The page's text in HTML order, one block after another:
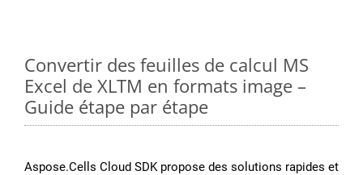
Convertir des feuilles de calcul MS
Excel de XLTM en formats image –
Guide étape par étape
Aspose.Cells Cloud SDK propose des solutions rapides et